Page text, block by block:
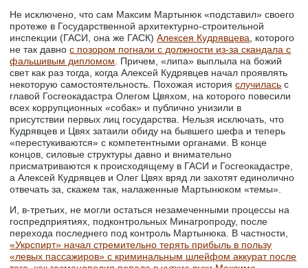
Не исключено, что сам Максим Мартынюк «подставил» своего
протеже в Государственной архитектурно-строительной
инспекции (ГАСИ, она же ГАСК)Алексея Кудрявцева , которого
не так давнос позором погнали с должности из-за скандала с
фальшивым дипломом . Причем, «липа» выплыла на божий
свет как раз тогда, когда Алексей Кудрявцев начал проявлять
некоторую самостоятельность. Похожая историяслучилась с
главой Госгеокадастра Олегом Цвяхом, на которого повесили
всех коррупционных «собак» и публично унизили в
присутствии первых лиц государства. Нельзя исключать, что
Кудрявцев и Цвях затаили обиду на бывшего шефа и теперь
«перестукиваются» с компетентными органами. В конце
концов, силовые структуры давно и внимательно
присматриваются к происходящему в ГАСИ и Госгеокадастре,
а Алексей Кудрявцев и Олег Цвях вряд ли захотят единолично
отвечать за, скажем так, налаженные Мартынюком «темы».
И, в-третьих, не могли остаться незамеченными процессы на
госпредприятиях, подконтрольных Минагропроду, после
перехода последнего под контроль Мартынюка. В частности,
«Укрспирт» начал стремительно терять прибыль в пользу
«левых пассажиров» с криминальным шлейфом аккурат после